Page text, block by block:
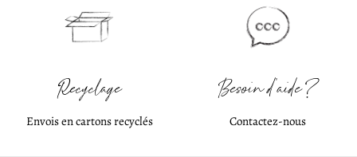
Recyclage
Envois en cartons recyclés
Besoin d'aide ?
Contactez-nous